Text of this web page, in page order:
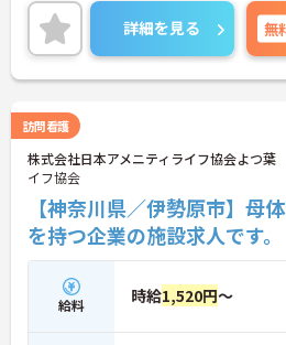
詳細を見る 無
訪問看護
株式会社日本アメニティライフ協会よつ葉
イフ協会
【神奈川県／伊勢原市】母
を持つ企業の施設求人です。
給料 時給1,520円～